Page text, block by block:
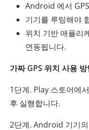
Android 에서
기기를 루팅해야
위치 기반 애플리
연동됩니다.
가짜 GPS 위치 사용
1단계. Play 스토어에
후 실행합니다.
2단계. Android 기기